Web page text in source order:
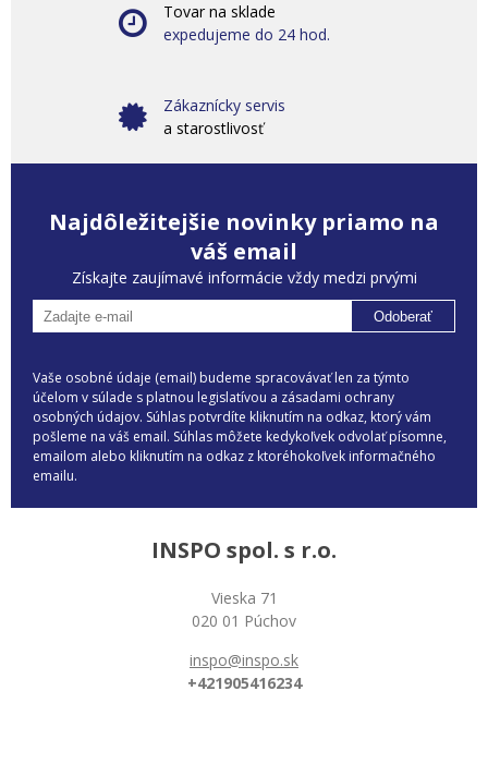
Tovar na sklade
expedujeme do 24 hod.
Zákaznícky servis
a starostlivosť
Najdôležitejšie novinky priamo na
váš email
Získajte zaujímavé informácie vždy medzi prvými
Odoberať
Vaše osobné údaje (email) budeme spracovávať len za týmto
účelom v súlade s platnou legislatívou a zásadami ochrany
osobných údajov. Súhlas potvrdíte kliknutím na odkaz, ktorý vám
pošleme na váš email. Súhlas môžete kedykoľvek odvolať písomne,
emailom alebo kliknutím na odkaz z ktoréhokoľvek informačného
emailu.
INSPO spol. s r.o.
Vieska 71
020 01 Púchov
inspo@inspo.sk
+421905416234